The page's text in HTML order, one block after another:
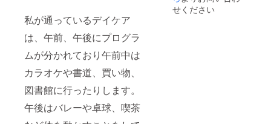
私が通っているデイケア
は、午前、午後にプログラ
ムが分かれており午前中は
カラオケや書道、買い物、
図書館に行ったりします。
午後はバレーや卓球、喫茶
せください